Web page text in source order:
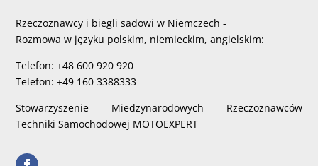
Rzeczoznawcy i biegli sadowi w Niemczech -
Rozmowa w języku polskim, niemieckim, angielskim:
Telefon: +48 600 920 920
Telefon: +49 160 3388333
Stowarzyszenie Miedzynarodowych Rzeczoznawców
Techniki Samochodowej MOTOEXPERT